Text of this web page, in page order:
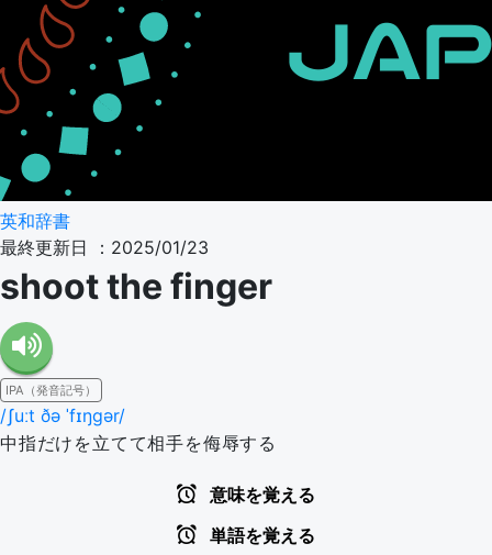
英和辞書
最終更新日 ：2025/01/23
shoot the finger
IPA（発音記号）
/ʃuːt ðə ˈfɪŋɡər/
中指だけを立てて相手を侮辱する
意味を覚える
単語を覚える